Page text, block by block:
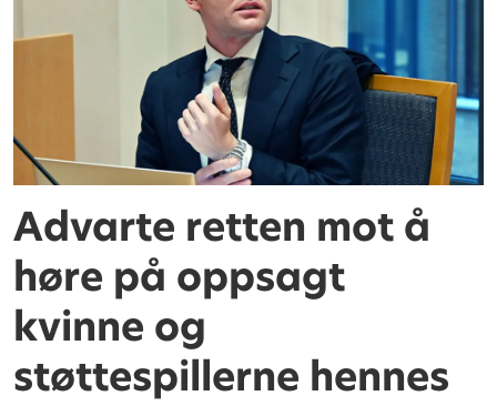
Advarte retten mot å
høre på oppsagt
kvinne og
støttespillerne hennes